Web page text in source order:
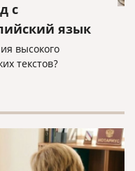
с
язык
высокого
текстов?